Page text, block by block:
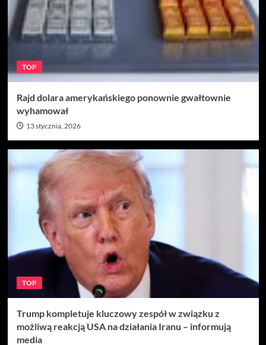
TOP
Rajd dolara amerykańskiego ponownie gwałtownie
wyhamował
13 stycznia, 2026
TOP
Trump kompletuje kluczowy zespół w związku z
możliwą reakcją USA na działania Iranu – informują
media